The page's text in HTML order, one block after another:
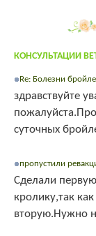
КОНСУЛЬТАЦИИ
Re: Болезни
здравствуйте
суточных
пропустили
Сделали
кролику,так
вторую.Нужно